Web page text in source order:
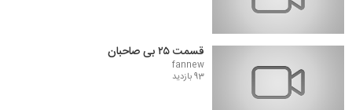
قسمت ۲۵ بی صاحبان
fannew
93 بازدید